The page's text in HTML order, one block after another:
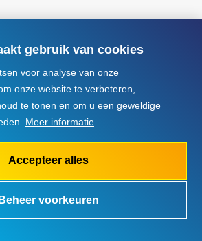
gebruik van cookies
voor analyse van onze
onze website te verbeteren,
te tonen en om u een geweldige
Meer informatie
Beheer voorkeuren
Accepteer alles
98